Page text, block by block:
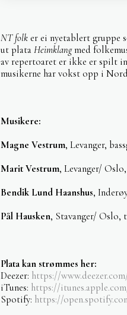
NT folk er ei nyetablert gruppe
ut plata Heimklangmed
av repertoaret er ikke er spilt
musikerne har vokst opp i
Musikere:
Magne Vestrum, Levanger,
Marit Vestrum, Levanger/
Bendik Lund Haanshus,
Pål Hausken, Stavanger/ Oslo,
Plata kan strømmes her:
Deezer: https://
iTunes: https://
Spotify: https://